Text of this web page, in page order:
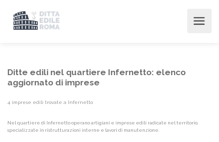
Ditte edili nel quartiere Infernetto: elenco
aggiornato di imprese
4 imprese edili trovate a Infernetto
Nel quartiere di Infernetto operano artigiani e imprese edili radicate nel territorio,
specializzate in ristrutturazioni interne e lavori di manutenzione.